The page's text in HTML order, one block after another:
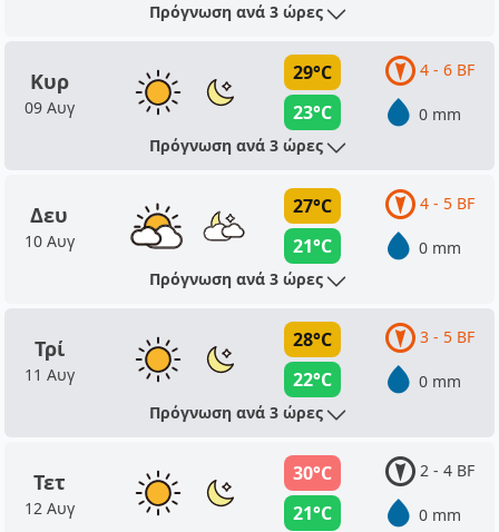
Πρόγνωση ανά 3 ώρες
Κυρ
09 Αυγ
29°C
23°C
4 - 6 BF
0 mm
Πρόγνωση ανά 3 ώρες
Δευ
10 Αυγ
27°C
21°C
4 - 5 BF
0 mm
Πρόγνωση ανά 3 ώρες
Τρί
11 Αυγ
28°C
22°C
3 - 5 BF
0 mm
Πρόγνωση ανά 3 ώρες
Τετ
12 Αυγ
30°C
21°C
2 - 4 BF
0 mm